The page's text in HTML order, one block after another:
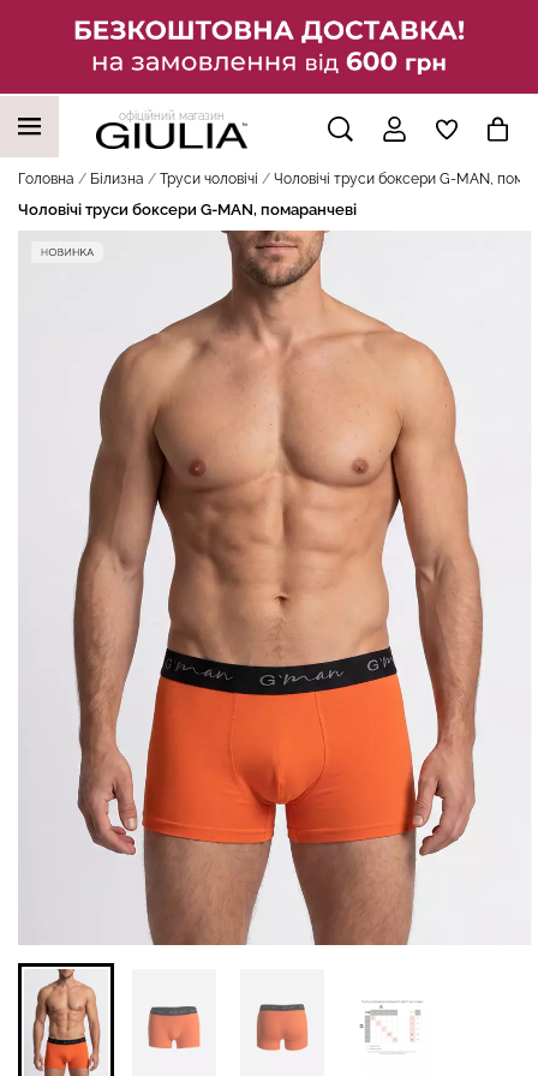
офіційний магазин
Головна Білизна Труси чоловічі Чоловiчi труси боксери G-MAN,
Чоловiчi труси боксери G-MAN, помаранчеві
НАШІ ТРЕНДОВІ ТОВАРИ
Безшовні легінси з
мікрофібри LEGGINGS 02
(чорний) Giulia
552 грн. 789 грн.
Безшовні бразиліана з
легкою корекцією
BRASILIAN SHAPEWEAR
black (чорний) Giulia
258 грн.
369 грн.